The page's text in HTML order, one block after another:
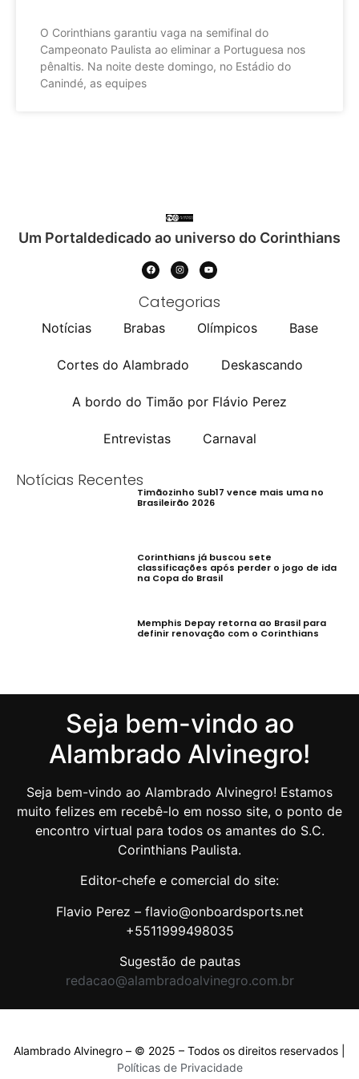
O Corinthians garantiu vaga na semifinal do
Campeonato Paulista ao eliminar a Portuguesa nos
pênaltis. Na noite deste domingo, no Estádio do
Canindé, as equipes
Um Portaldedicado ao universo do Corinthians
Categorias
Notícias Brabas Olímpicos Base
Cortes do Alambrado Deskascando
A bordo do Timão por Flávio Perez
Entrevistas Carnaval
Notícias Recentes
Timãozinho Sub17 vence mais uma no
Brasileirão 2026
Corinthians já buscou sete
classificações após perder o jogo de ida
na Copa do Brasil
Memphis Depay retorna ao Brasil para
definir renovação com o Corinthians
Seja bem-vindo ao
Alambrado Alvinegro!
Seja bem-vindo ao Alambrado Alvinegro! Estamos
muito felizes em recebê-lo em nosso site, o ponto de
encontro virtual para todos os amantes do S.C.
Corinthians Paulista.
Editor-chefe e comercial do site:
Flavio Perez – flavio@onboardsports.net
+5511999498035
Sugestão de pautas
redacao@alambradoalvinegro.com.br
Alambrado Alvinegro – © 2025 – Todos os direitos reservados |
Políticas de Privacidade